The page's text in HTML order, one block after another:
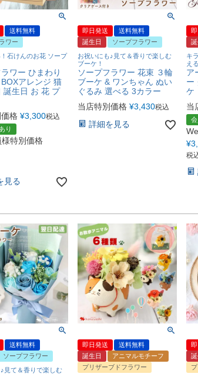
送料無料
ワー
石けんのお花 ソープ
ワー ひまわり
アレンジ 猫
誕生日 お 花 プ
格 ¥3,300税込
り
特別価格
見る
即日発送
送料無料
誕生日
ソープフラワー
お祝いにも♪見て＆香りで楽しむ
ブーケ！
ソープフラワー 花束 ３輪
ブーケ & ワンちゃん ぬい
ぐるみ 選べる 3カラー
当店特別価格 ¥3,430税込
詳細を見る
キ
え
ア
ー
ケ
当
¥
税
送料無料
ソープフラワー
見て＆香りで楽しむ
即日発送
送料無料
誕生日
アニマルモチーフ
プリザーブドフラワー